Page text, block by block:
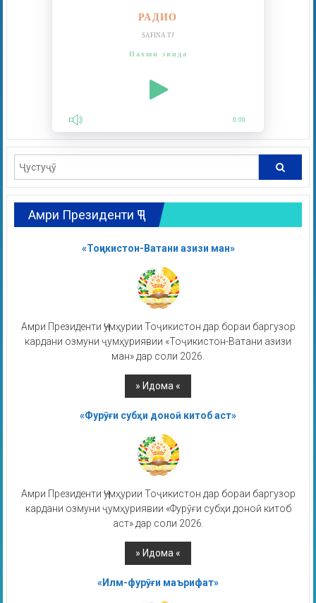
РАДИО
SAFINA.TJ
Пахши зинда
0:00
Амри Президенти ҶТ
«Тоҷикистон-Ватани азизи ман»
Амри Президенти Ҷумҳурии Тоҷикистон дар бораи баргузор
кардани озмуни ҷумҳуриявии «Тоҷикистон-Ватани азизи
ман» дар соли 2026.
«Фурӯғи субҳи доноӣ китоб аст»
Амри Президенти Ҷумҳурии Тоҷикистон дар бораи баргузор
кардани озмуни ҷумҳуриявии «Фурӯғи субҳи доноӣ китоб
аст» дар соли 2026.
«Илм-фурӯғи маърифат»